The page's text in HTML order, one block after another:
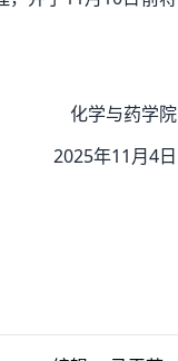
化学与药学院
2025年11月4日